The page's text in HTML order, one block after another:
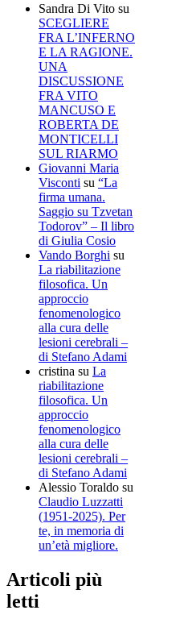
Sandra Di Vito su
SCEGLIERE
FRA L’INFERNO
E LA RAGIONE.
UNA
DISCUSSIONE
FRA VITO
MANCUSO E
ROBERTA DE
MONTICELLI
SUL RIARMO
Giovanni Maria
Visconti su “La
firma umana.
Saggio su Tzvetan
Todorov” – Il libro
di Giulia Cosio
Vando Borghi su
La riabilitazione
filosofica. Un
approccio
fenomenologico
alla cura delle
lesioni cerebrali –
di Stefano Adami
cristina su La
riabilitazione
filosofica. Un
approccio
fenomenologico
alla cura delle
lesioni cerebrali –
di Stefano Adami
Alessio Toraldo su
Claudio Luzzatti
(1951-2025). Per
te, in memoria di
un’età migliore.
Articoli più
letti